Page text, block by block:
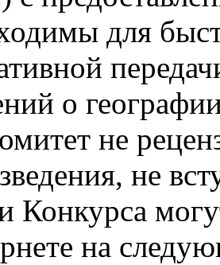
для
о
не
не
Конкурса
на